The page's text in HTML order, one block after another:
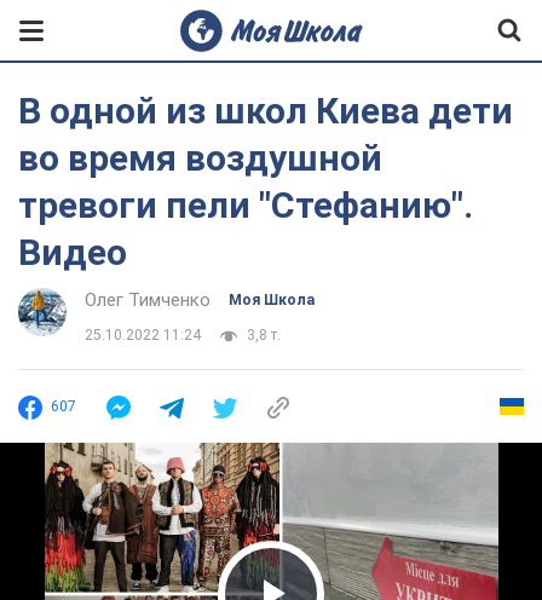
В одной из школ Киева дети
во время воздушной
тревоги пели "Стефанию".
Видео
Олег Тимченко Моя Школа
25.10.2022 11:24 3,8 т.
607